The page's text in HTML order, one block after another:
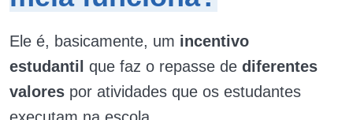
Ele é, basicamente, um incentivo
estudantil que faz o repasse de diferentes
valores por atividades que os estudantes